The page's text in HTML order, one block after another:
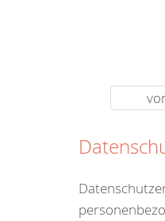
rund um die Uhr